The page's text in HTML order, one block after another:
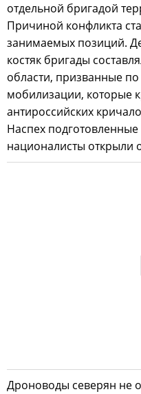
отдельной бригадой
Причиной конфликта
занимаемых позиций.
костяк бригады
области, призванные
мобилизации, которые
антироссийских
Наспех
националисты открыли
Дроноводы северян не